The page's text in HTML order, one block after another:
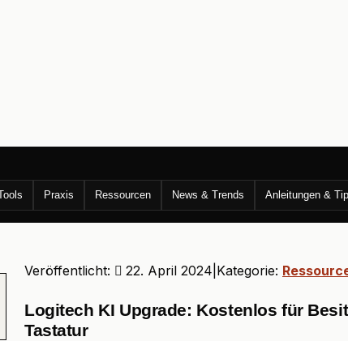
Praxis Ressourcen News & Trends Anleitungen &
Veröffentlicht: 22. April 2024 Kategorie:
Logitech KI Upgrade: Kostenlos für
Tastatur